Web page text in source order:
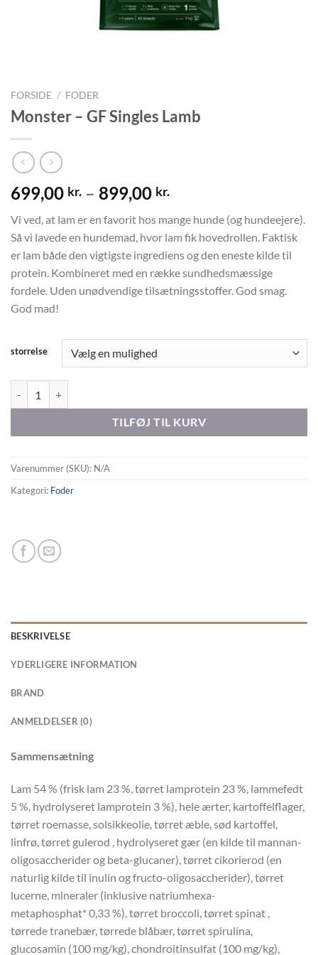
FORSIDE / FODER
Monster – GF Singles Lamb
699,00 kr. – 899,00 kr.
Vi ved, at lam er en favorit hos mange hunde (og hundeejere).
Så vi lavede en hundemad, hvor lam fik hovedrollen. Faktisk
er lam både den vigtigste ingrediens og den eneste kilde til
protein. Kombineret med en række sundhedsmæssige
fordele. Uden unødvendige tilsætningsstoffer. God smag.
God mad!
storrelse
TILFØJ TIL KURV
Varenummer (SKU): N/A
Kategori: Foder
BESKRIVELSE
YDERLIGERE INFORMATION
BRAND
ANMELDELSER (0)
Sammensætning
Lam 54 % (frisk lam 23 %, tørret lamprotein 23 %, lammefedt
5 %, hydrolyseret lamprotein 3 %), hele ærter, kartoffelflager,
tørret roemasse, solsikkeolie, tørret æble, sød kartoffel,
linfrø, tørret gulerod , hydrolyseret gær (en kilde til mannan-
oligosaccherider og beta-glucaner), tørret cikorierod (en
naturlig kilde til inulin og fructo-oligosaccherider), tørret
lucerne, mineraler (inklusive natriumhexa-
metaphosphat* 0,33 %), tørret broccoli, tørret spinat ,
tørrede tranebær, tørrede blåbær, tørret spirulina,
glucosamin (100 mg/kg), chondroitinsulfat (100 mg/kg),